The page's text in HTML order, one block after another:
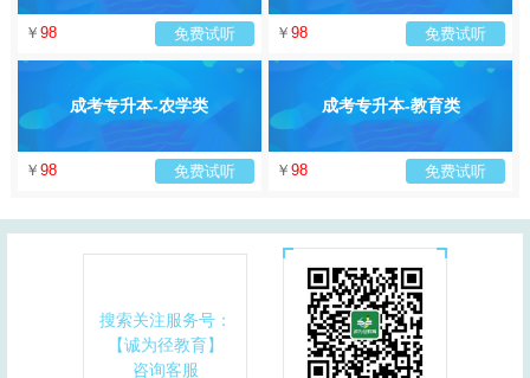
￥ 98 免费试听 ￥ 98 免费试听
成考专升本-农学类
￥ 98 免费试听
成考专升本-教育类
￥ 98 免费试听
搜索关注服务号：
【诚为径教育】
咨询客服